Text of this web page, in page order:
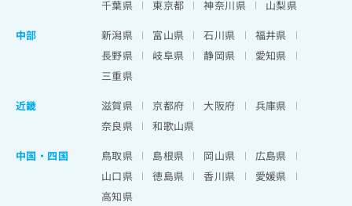
千葉県
東京都 神奈川県
山梨県
中部
新潟県 富山県 石川県
福井県
長野県
岐阜県 静岡県
愛知県
三重県
近畿
滋賀県 京都府 大阪府
兵庫県
奈良県
和歌山県
中国・四国
鳥取県 島根県 岡山県
広島県
山口県
徳島県 香川県
愛媛県
高知県